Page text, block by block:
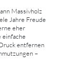
Massivholz
Jahre Freude
eher
einfache
entfernen
–